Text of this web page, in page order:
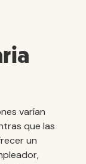
varían
que las
un